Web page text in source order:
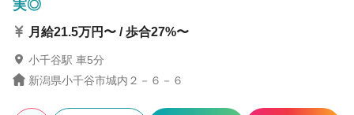
業務委託・フリーランス
詳細条件
実◎
月給21.5万円〜 / 歩合27%〜
小千谷駅 車5分
新潟県小千谷市城内２－６－６